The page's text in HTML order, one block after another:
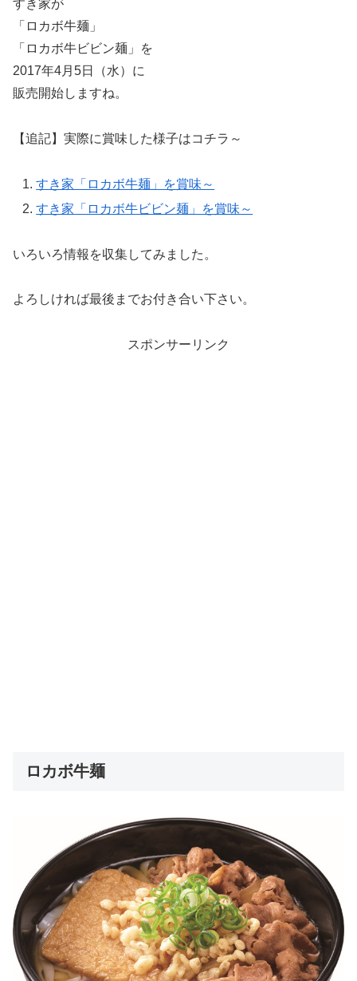
すき家が
「ロカボ牛麺」
「ロカボ牛ビビン麺」を
2017年4月5日（水）に
販売開始しますね。
【追記】実際に賞味した様子はコチラ～
すき家「ロカボ牛麺」を賞味～
すき家「ロカボ牛ビビン麺」を賞味～
いろいろ情報を収集してみました。
よろしければ最後までお付き合い下さい。
スポンサーリンク
ロカボ牛麺